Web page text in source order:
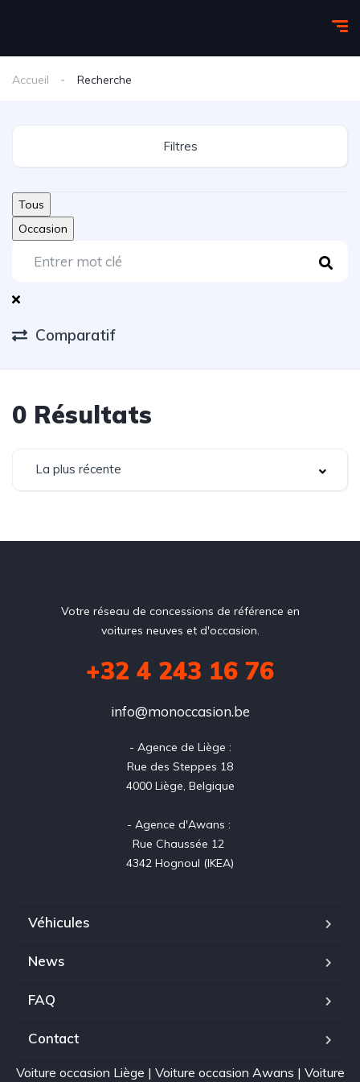
Accueil Recherche
Filtres
Tous
Occasion
Comparatif
0 Résultats
La plus récente
Votre réseau de concessions de référence en
voitures neuves et d'occasion.
+32 4 243 16 76
info@monoccasion.be
- Agence de Liège :
Rue des Steppes 18
4000 Liège, Belgique
- Agence d'Awans :
Rue Chaussée 12
4342 Hognoul (IKEA)
Véhicules
News
FAQ
Contact
Voiture occasion Liège | Voiture occasion Awans | Voiture